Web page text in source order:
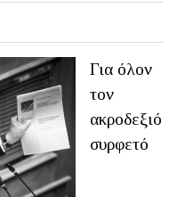
Για όλον
τον
ακροδεξιό
συρφετό